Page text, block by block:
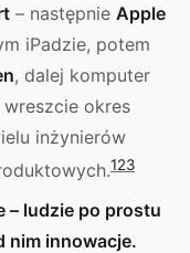
– następnie Apple
iPadzie, potem
, dalej komputer
wreszcie okres
inżynierów
123
– ludzie po prostu
nim innowacje.